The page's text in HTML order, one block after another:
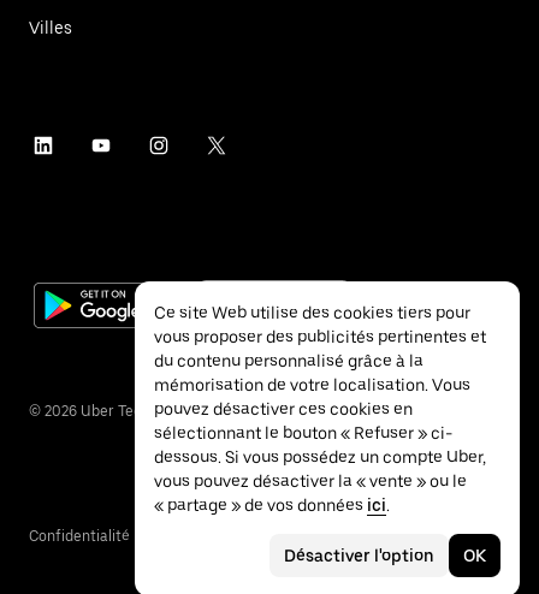
Villes
© 2026 Uber Technologies Inc.
Confidentialité
Ce site Web utilise des cookies tiers pour
vous proposer des publicités pertinentes et
du contenu personnalisé grâce à la
mémorisation de votre localisation. Vous
pouvez désactiver ces cookies en
sélectionnant le bouton « Refuser » ci-
dessous. Si vous possédez un compte Uber,
vous pouvez désactiver la « vente » ou le
« partage » de vos données ici.
Désactiver l'option OK